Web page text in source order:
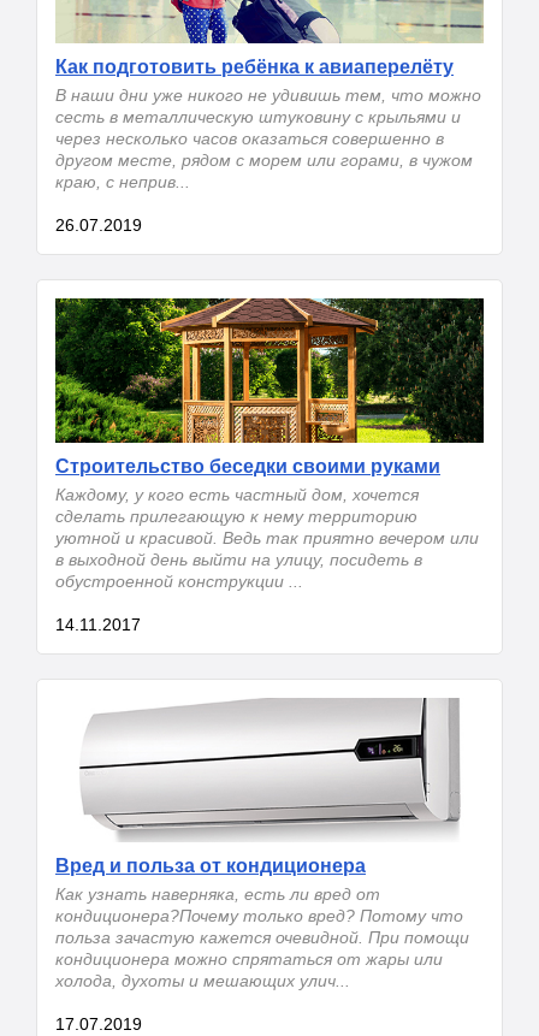
Как подготовить ребёнка к авиаперелёту
В наши дни уже никого не удивишь тем, что можно
сесть в металлическую штуковину с крыльями и
через несколько часов оказаться совершенно в
другом месте, рядом с морем или горами, в чужом
краю, с неприв...
26.07.2019
Строительство беседки своими руками
Каждому, у кого есть частный дом, хочется
сделать прилегающую к нему территорию
уютной и красивой. Ведь так приятно вечером или
в выходной день выйти на улицу, посидеть в
обустроенной конструкции ...
14.11.2017
Вред и польза от кондиционера
Как узнать наверняка, есть ли вред от
кондиционера?Почему только вред? Потому что
польза зачастую кажется очевидной. При помощи
кондиционера можно спрятаться от жары или
холода, духоты и мешающих улич...
17.07.2019